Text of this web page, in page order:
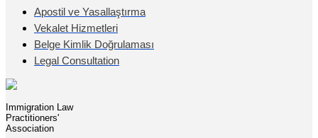
Apostil ve Yasallaştırma
Vekalet Hizmetleri
Belge Kimlik Doğrulaması
Legal Consultation
Immigration Law
Practitioners'
Association